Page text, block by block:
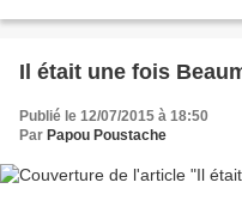
Il était une fois
Publié le 12/07/2015 à 18:50
Par Papou Poustache